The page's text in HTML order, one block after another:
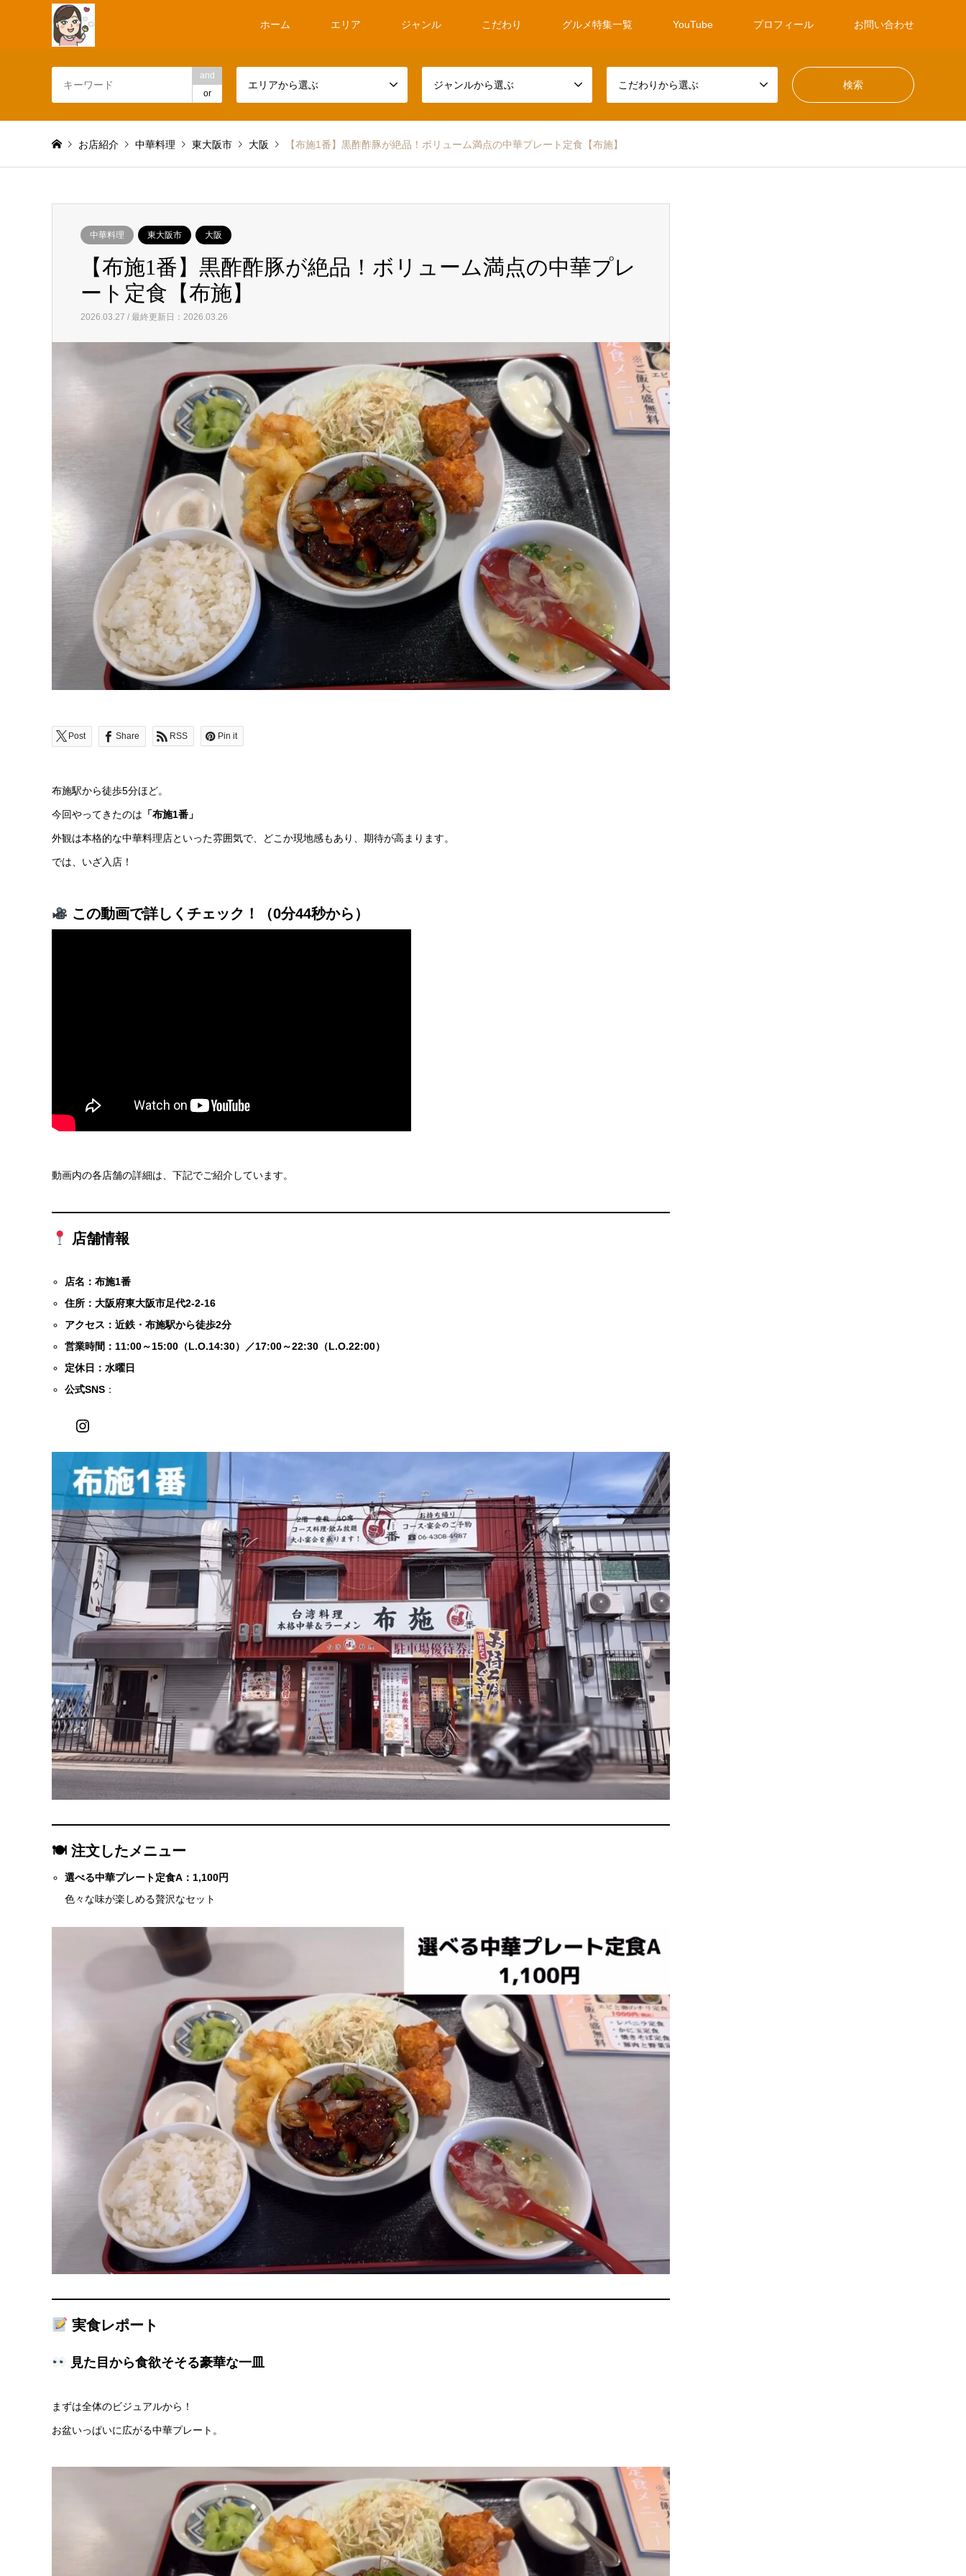
ホーム エリア ジャンル こだわり グルメ特集一覧 YouTube プロフィール お問い合わせ
and
or
エリアから選ぶ ジャンルから選ぶ こだわりから選ぶ
お店紹介 中華料理 東大阪市 大阪 【布施1番】黒酢酢豚が絶品！ボリューム満点の中華プレート定食【布施】
中華料理 東大阪市 大阪
【布施1番】黒酢酢豚が絶品！ボリューム満点の中華プレ
ート定食【布施】
2026.03.27 / 最終更新日：2026.03.26
Post Share RSS Pin it
布施駅から徒歩5分ほど。
今回やってきたのは 「布施1番」
外観は本格的な中華料理店といった雰囲気で、どこか現地感もあり、期待が高まります。
では、いざ入店！
この動画で詳しくチェック！（0分44秒から）
動画内の各店舗の詳細は、下記でご紹介しています。
店舗情報
店名：布施1番
住所：大阪府東大阪市足代2-2-16
アクセス：近鉄・布施駅から徒歩2分
営業時間：11:00～15:00（L.O.14:30）／17:00～22:30（L.O.22:00）
定休日：水曜日
公式SNS ：
Instagram
🍽 注文したメニュー
選べる中華プレート定食A：1,100円
色々な味が楽しめる贅沢なセット
実食レポート
見た目から食欲そそる豪華な一皿
まずは全体のビジュアルから！
お盆いっぱいに広がる中華プレート。